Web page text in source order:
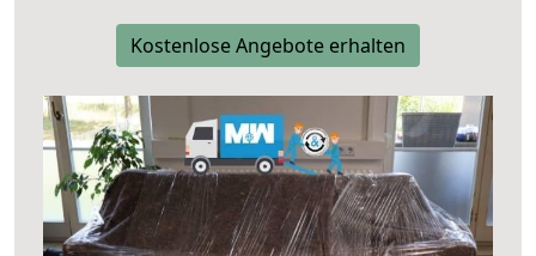
Kostenlose Angebote erhalten